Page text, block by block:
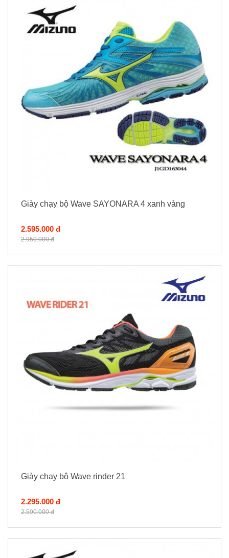
Giày chạy bộ Wave SAYONARA 4 xanh vàng
2.595.000 đ
2.950.000 đ
Giày chạy bộ Wave rinder 21
2.295.000 đ
2.590.000 đ